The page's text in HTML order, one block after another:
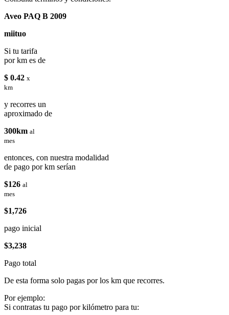
Aveo PAQ B 2009
miituo
Si tu tarifa
por km es de
$ 0.42 x
km
y recorres un
aproximado de
300km al
mes
entonces, con nuestra modalidad
de pago por km serían
$126 al
mes
$1,726
pago inicial
$3,238
Pago total
De esta forma solo pagas por los km que recorres.
Por ejemplo:
Si contratas tu pago por kilómetro para tu: